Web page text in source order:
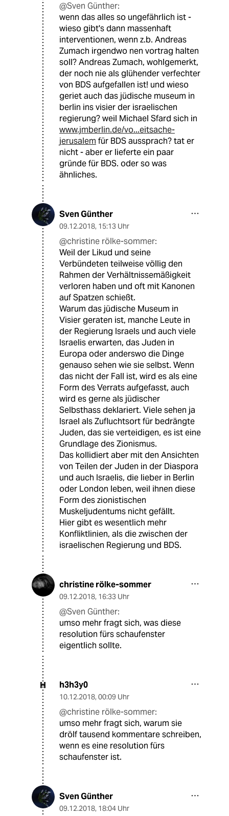
@Sven Günther:
wenn das alles so ungefährlich ist -
wieso gibt's dann massenhaft
interventionen, wenn z.b. Andreas
Zumach irgendwo nen vortrag halten
soll? Andreas Zumach, wohlgemerkt,
der noch nie als glühender verfechter
von BDS aufgefallen ist! und wieso
geriet auch das jüdische museum in
berlin ins visier der israelischen
regierung? weil Michael Sfard sich in
www.jmberlin.de/vo...eitsache-
jerusalem für BDS aussprach? tat er
nicht - aber er lieferte ein paar
gründe für BDS. oder so was
ähnliches.
Sven Günther
09.12.2018, 15:13 Uhr
@christine rölke-sommer:
Weil der Likud und seine
Verbündeten teilweise völlig den
Rahmen der Verhältnissemäßigkeit
verloren haben und oft mit Kanonen
auf Spatzen schießt.
Warum das jüdische Museum in
Visier geraten ist, manche Leute in
der Regierung Israels und auch viele
Israelis erwarten, das Juden in
Europa oder anderswo die Dinge
genauso sehen wie sie selbst. Wenn
das nicht der Fall ist, wird es als eine
Form des Verrats aufgefasst, auch
wird es gerne als jüdischer
Selbsthass deklariert. Viele sehen ja
Israel als Zufluchtsort für bedrängte
Juden, das sie verteidigen, es ist eine
Grundlage des Zionismus.
Das kollidiert aber mit den Ansichten
von Teilen der Juden in der Diaspora
und auch Israelis, die lieber in Berlin
oder London leben, weil ihnen diese
Form des zionistischen
Muskeljudentums nicht gefällt.
Hier gibt es wesentlich mehr
Konfliktlinien, als die zwischen der
israelischen Regierung und BDS.
christine rölke-sommer
09.12.2018, 16:33 Uhr
@Sven Günther:
umso mehr fragt sich, was diese
resolution fürs schaufenster
eigentlich sollte.
H h3h3y0
10.12.2018, 00:09 Uhr
@christine rölke-sommer:
umso mehr fragt sich, warum sie
drölf tausend kommentare schreiben,
wenn es eine resolution fürs
schaufenster ist.
Sven Günther
09.12.2018, 18:04 Uhr